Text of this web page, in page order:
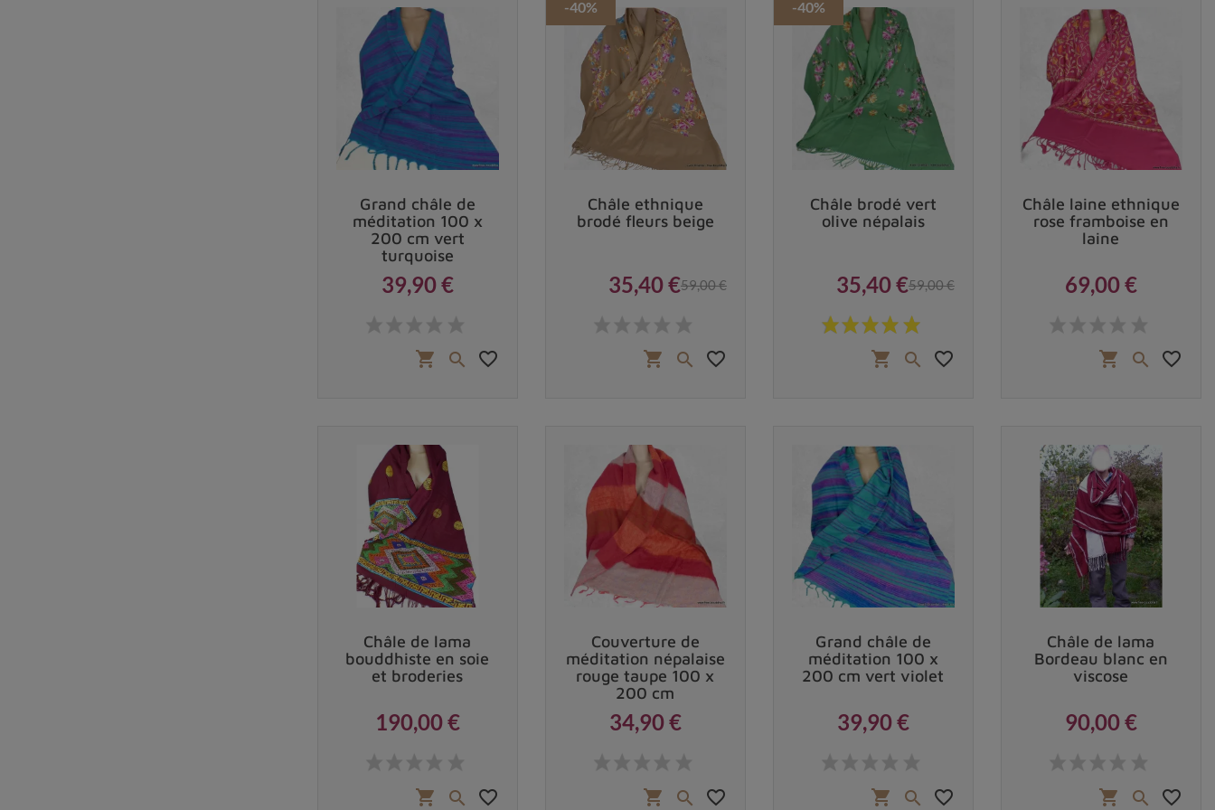
Grand châle de
méditation 100 x
200 cm vert
turquoise
39,90 €
shopping_cart  favorite_border
-40%
Châle ethnique
brodé fleurs beige
35,40 €59,00 €
shopping_cart  favorite_border
-40%
Châle brodé vert
olive népalais
Prix
35,40 €
Prix de base
59,00 €
shopping_cart  favorite_border
Châle laine ethnique
rose framboise en
laine
69,00 €
shopping_cart  favorite_border
Châle de lama
bouddhiste en soie
et broderies
190,00 €
shopping_cart  favorite_border
Couverture de
méditation népalaise
rouge taupe 100 x
200 cm
34,90 €
shopping_cart  favorite_border
Grand châle de
méditation 100 x
200 cm vert violet
39,90 €
shopping_cart  favorite_border
Châle de lama
Bordeau blanc en
viscose
90,00 €
shopping_cart  favorite_border